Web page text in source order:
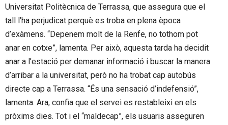
Universitat Politècnica de Terrassa, que assegura que el
tall l’ha perjudicat perquè es troba en plena època
d’exàmens. “Depenem molt de la Renfe, no tothom pot
anar en cotxe”, lamenta. Per això, aquesta tarda ha decidit
anar a l’estació per demanar informació i buscar la manera
d’arribar a la universitat, però no ha trobat cap autobús
directe cap a Terrassa. “És una sensació d’indefensió”,
lamenta. Ara, confia que el servei es restableixi en els
pròxims dies. Tot i el “maldecap”, els usuaris asseguren